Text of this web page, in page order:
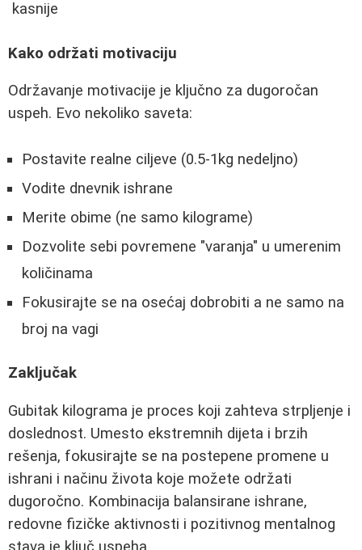
kasnije
Kako održati motivaciju
Održavanje motivacije je ključno za dugoročan
uspeh. Evo nekoliko saveta:
Postavite realne ciljeve (0.5-1kg nedeljno)
Vodite dnevnik ishrane
Merite obime (ne samo kilograme)
Dozvolite sebi povremene "varanja" u umerenim
količinama
Fokusirajte se na osećaj dobrobiti a ne samo na
broj na vagi
Zaključak
Gubitak kilograma je proces koji zahteva strpljenje i
doslednost. Umesto ekstremnih dijeta i brzih
rešenja, fokusirajte se na postepene promene u
ishrani i načinu života koje možete održati
dugoročno. Kombinacija balansirane ishrane,
redovne fizičke aktivnosti i pozitivnog mentalnog